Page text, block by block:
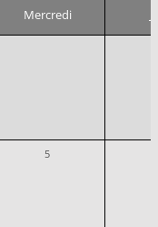
Mercredi
5